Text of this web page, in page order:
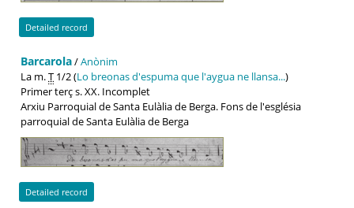
Detailed record
Barcarola/Anònim
La m.T 1/2 (Lo breonas d'espuma que l'aygua ne llansa...)
Primer terç s. XX. Incomplet
Arxiu Parroquial de Santa Eulàlia de Berga. Fons de l'església
parroquial de Santa Eulàlia de Berga
Detailed record